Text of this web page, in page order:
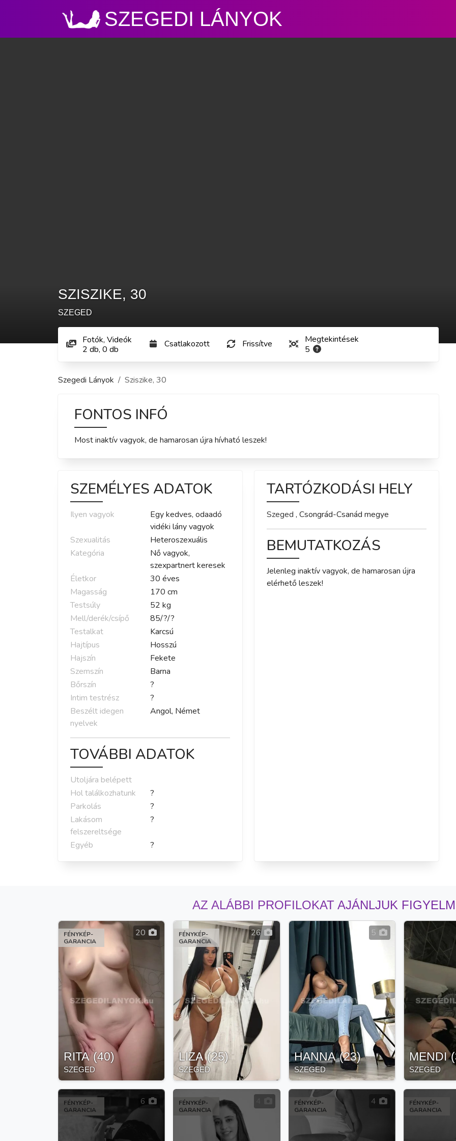
SZEGEDI LÁNYOK
SZISZIKE, 30
SZEGED
Fotók, Videók
2 db, 0 db Csatlakozott Frissítve
Megtekintések
5
Szegedi Lányok Sziszike, 30
FONTOS INFÓ
Most inaktív vagyok, de hamarosan újra hívható leszek!
SZEMÉLYES ADATOK
Ilyen vagyok
Egy kedves, odaadó
vidéki lány vagyok
Szexualitás
Heteroszexuális
Kategória
Nő vagyok,
szexpartnert keresek
Életkor
30 éves
Magasság
170 cm
Testsúly
52 kg
Mell/derék/csípő
85/?/?
Testalkat
Karcsú
Hajtípus
Hosszú
Hajszín
Fekete
Szemszín
Barna
Bőrszín
?
Intim testrész
?
Beszélt idegen
nyelvek
Angol, Német
TOVÁBBI ADATOK
Utoljára belépett
Hol találkozhatunk
?
Parkolás
?
Lakásom
felszereltsége
?
Egyéb ?
TARTÓZKODÁSI HELY
Szeged , Csongrád-Csanád megye
BEMUTATKOZÁS
Jelenleg inaktív vagyok, de hamarosan újra
elérhető leszek!
AZ ALÁBBI PROFILOKAT AJÁNLJUK
FÉNYKÉP-
GARANCIA
20
RITA (40)
SZEGED
FÉNYKÉP-
GARANCIA
26
LIZA (25)
SZEGED
5
HANNA (23)
SZEGED
MENDI (
SZEGED
FÉNYKÉP-
GARANCIA
6
FÉNYKÉP-
GARANCIA
FÉNYKÉP-
GARANCIA
4
FÉNYKÉP-
GARANCIA